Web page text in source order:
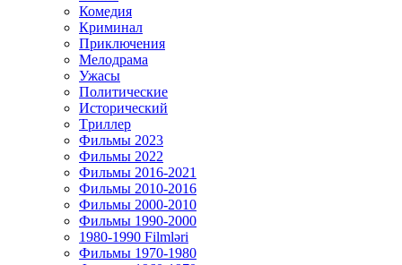
Комедия
Криминал
Приключения
Мелодрама
Ужасы
Политические
Исторический
Tриллер
Фильмы 2023
Фильмы 2022
Фильмы 2016-2021
Фильмы 2010-2016
Фильмы 2000-2010
Фильмы 1990-2000
1980-1990 Filmləri
Фильмы 1970-1980